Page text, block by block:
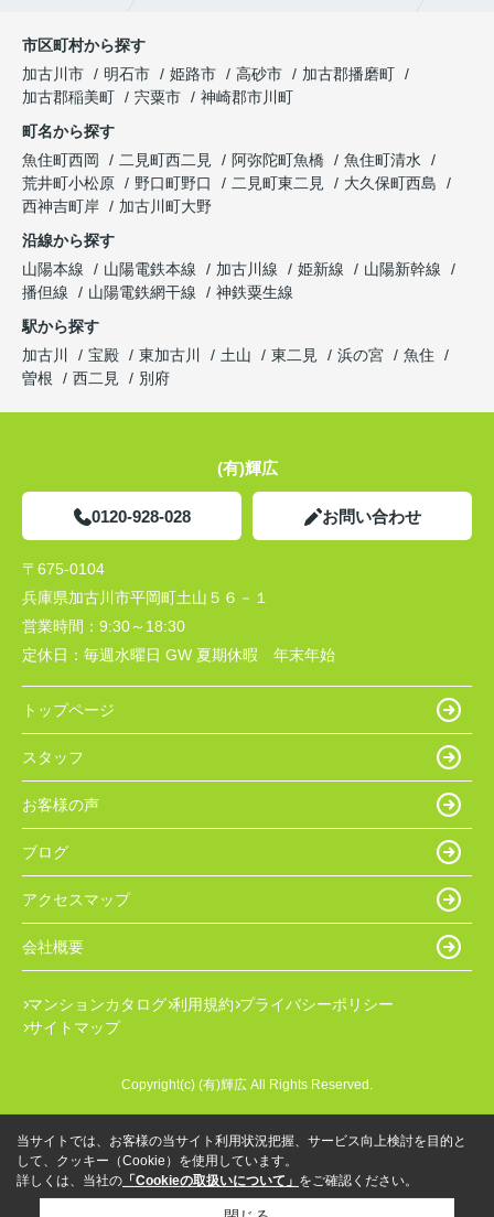
市区町村から探す
加古川市
明石市 姫路市 高砂市
加古郡播磨町
加古郡稲美町
宍粟市
神崎郡市川町
町名から探す
魚住町西岡
二見町西二見 阿弥陀町魚橋
魚住町清水
荒井町小松原
野口町野口 二見町東二見
大久保町西島
西神吉町岸
加古川町大野
沿線から探す
山陽本線
山陽電鉄本線 加古川線 姫新線
山陽新幹線
播但線
山陽電鉄網干線
神鉄粟生線
駅から探す
加古川
宝殿 東加古川 土山 東二見 浜の宮
魚住
曽根
西二見 別府
(有)輝広
0120-928-028 お問い合わせ
〒675-0104
兵庫県加古川市平岡町土山５６－１
営業時間： 9:30～18:30
定休日： 毎週水曜日 GW 夏期休暇 年末年始
トップページ
スタッフ
お客様の声
ブログ
アクセスマップ
会社概要
マンションカタログ 利用規約 プライバシーポリシー
サイトマップ
Copyright(c) (有)輝広 All Rights Reserved.
当サイトでは、お客様の当サイト利用状況把握、サービス向上検討を目的と
して、クッキー（Cookie）を使用しています。
詳しくは、当社の 「Cookieの取扱いについて」 をご確認ください。